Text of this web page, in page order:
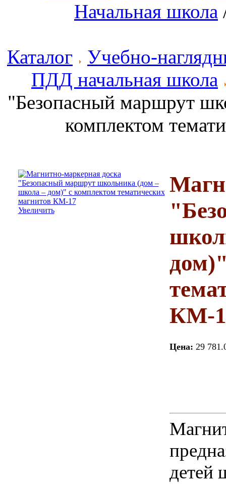
Начальная школа
Каталог
Учебно-
ПДД начальная школа
"Безопасный маршрут
комплектом
Увеличить
КМ-
Цена: 29
детей